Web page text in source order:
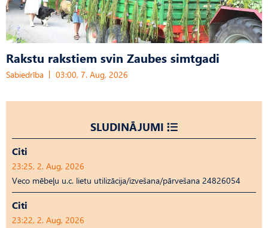
Rakstu rakstiem svin Zaubes simtgadi
Sabiedrība 03:00, 7. Aug, 2026
SLUDINĀJUMI
Citi
23:25, 2. Aug, 2026
Veco mēbeļu u.c. lietu utilizācija/izvešana/pārvešana 24826054
Citi
23:22, 2. Aug, 2026